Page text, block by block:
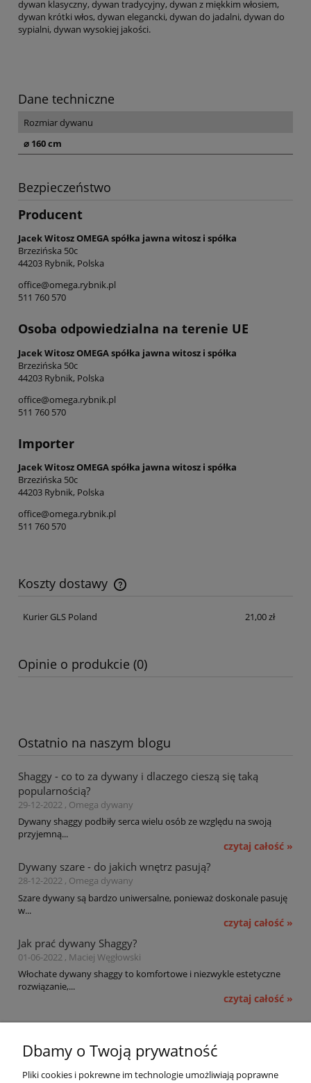
dywan klasyczny, dywan tradycyjny, dywan z miękkim włosiem,
dywan krótki włos, dywan elegancki, dywan do jadalni, dywan do
sypialni, dywan wysokiej jakości.
Dane techniczne
Rozmiar dywanu
⌀ 160 cm
Bezpieczeństwo
Producent
Jacek Witosz OMEGA spółka jawna witosz i spółka
Brzezińska 50c
44203 Rybnik, Polska
office@omega.rybnik.pl
511 760 570
Osoba odpowiedzialna na terenie UE
Jacek Witosz OMEGA spółka jawna witosz i spółka
Brzezińska 50c
44203 Rybnik, Polska
office@omega.rybnik.pl
511 760 570
Importer
Jacek Witosz OMEGA spółka jawna witosz i spółka
Brzezińska 50c
44203 Rybnik, Polska
office@omega.rybnik.pl
511 760 570
Koszty dostawy
Cena nie zawiera ewentualnych kosztów płatności
Kurier GLS Poland
21,00 zł
Opinie o produkcie (0)
Ostatnio na naszym blogu
Shaggy - co to za dywany i dlaczego cieszą się taką
popularnością?
29-12-2022 , Omega dywany
Dywany shaggy podbiły serca wielu osób ze względu na swoją
przyjemną...
czytaj całość »
Dywany szare - do jakich wnętrz pasują?
28-12-2022 , Omega dywany
Szare dywany są bardzo uniwersalne, ponieważ doskonale pasuję
w...
czytaj całość »
Jak prać dywany Shaggy?
01-06-2022 , Maciej Węgłowski
Włochate dywany shaggy to komfortowe i niezwykle estetyczne
rozwiązanie,...
czytaj całość »
Dbamy o Twoją prywatność
Pliki cookies i pokrewne im technologie umożliwiają poprawne